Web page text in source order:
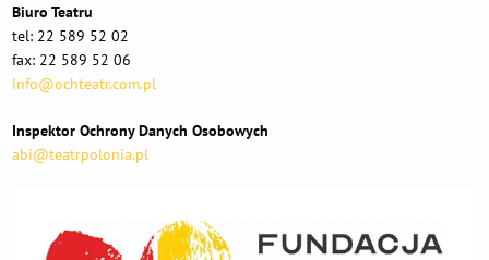
Biuro Teatru
tel: 22 589 52 02
fax: 22 589 52 06
info@ochteatr.com.pl
Inspektor Ochrony Danych Osobowych
abi@teatrpolonia.pl